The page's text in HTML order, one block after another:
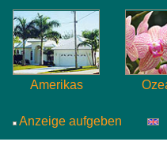
Amerikas
Anzeige aufgeben